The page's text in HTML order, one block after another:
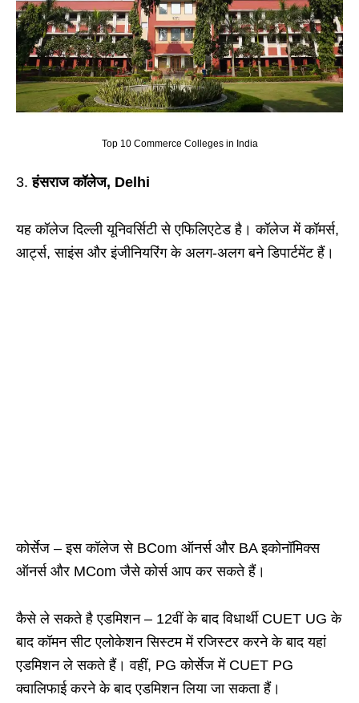
Top 10 Commerce Colleges in India
हंसराज कॉलेज, Delhi
यह कॉलेज दिल्ली यूनिवर्सिटी से एफिलिएटेड है। कॉलेज में कॉमर्स,
आर्ट्स, साइंस और इंजीनियरिंग के अलग-अलग बने डिपार्टमेंट हैं।
कोर्सेज – इस कॉलेज से BCom ऑनर्स और BA इकोनॉमिक्स
ऑनर्स और MCom जैसे कोर्स आप कर सकते हैं।
कैसे ले सकते है एडमिशन – 12वीं के बाद विधार्थी CUET UG के
बाद कॉमन सीट एलोकेशन सिस्टम में रजिस्टर करने के बाद यहां
एडमिशन ले सकते हैं। वहीं, PG कोर्सेज में CUET PG
क्वालिफाई करने के बाद एडमिशन लिया जा सकता हैं।